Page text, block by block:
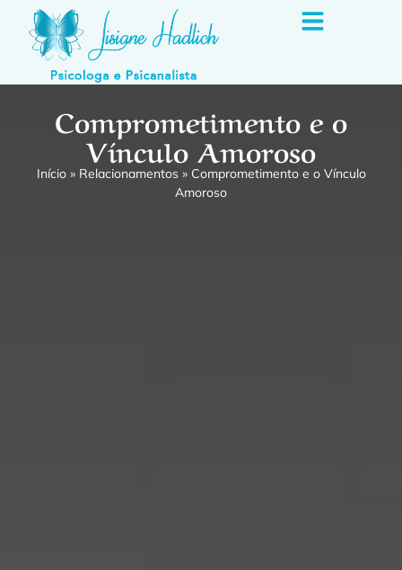
Comprometimento e o
Vínculo Amoroso
Início» Relacionamentos» Comprometimento e o Vínculo
Amoroso